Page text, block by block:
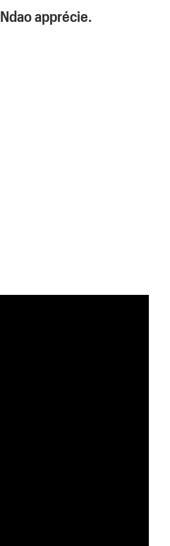
apprécie.